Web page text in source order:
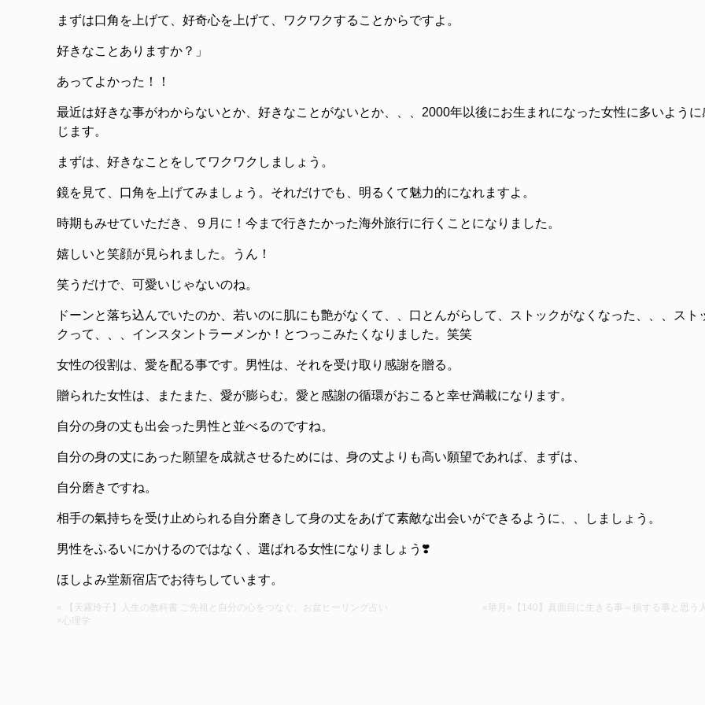
まずは口角を上げて、好奇心を上げて、ワクワクすることからですよ。
好きなことありますか？」
あってよかった！！
最近は好きな事がわからないとか、好きなことがないとか、、、2000年以後にお生まれになった女性に多いように
じます。
まずは、好きなことをしてワクワクしましょう。
鏡を見て、口角を上げてみましょう。それだけでも、明るくて魅力的になれますよ。
時期もみせていただき、９月に！今まで行きたかった海外旅行に行くことになりました。
嬉しいと笑顔が見られました。うん！
笑うだけで、可愛いじゃないのね。
ドーンと落ち込んでいたのか、若いのに肌にも艶がなくて、、口とんがらして、ストックがなくなった、、、スト
クって、、、インスタントラーメンか！とつっこみたくなりました。笑笑
女性の役割は、愛を配る事です。男性は、それを受け取り感謝を贈る。
贈られた女性は、またまた、愛が膨らむ。愛と感謝の循環がおこると幸せ満載になります。
自分の身の丈も出会った男性と並べるのですね。
自分の身の丈にあった願望を成就させるためには、身の丈よりも高い願望であれば、まずは、
自分磨きですね。
相手の氣持ちを受け止められる自分磨きして身の丈をあげて素敵な出会いができるように、、しましょう。
男性をふるいにかけるのではなく、選ばれる女性になりましょう❣️
ほしよみ堂新宿店でお待ちしています。
« 【天霧玲子】人生の教科書 ご先祖と自分の心をつなぐ、お盆ヒーリング占い
×心理学
«華月»【140】真面目に生きる事＝損する事と思う